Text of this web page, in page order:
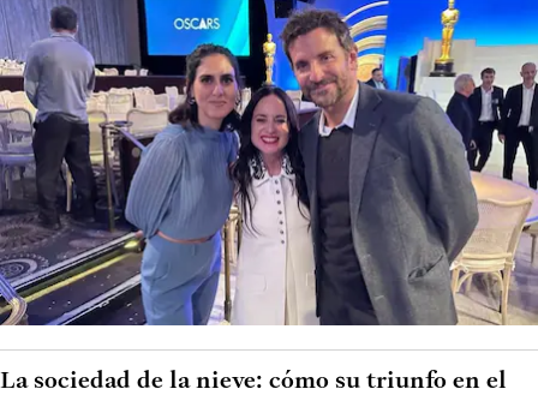
La sociedad de la nieve: cómo su triunfo en el